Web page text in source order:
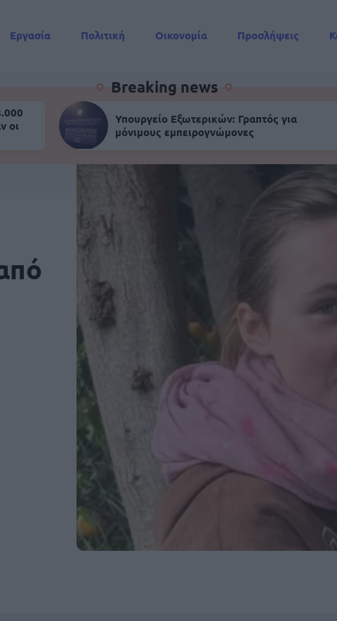
Εργασία Πολιτική Οικονομία Προσλήψεις
Breaking news
οι
Υπουργείο Εξωτερικών: Γραπτός για
μόνιμους εμπειρογνώμονες